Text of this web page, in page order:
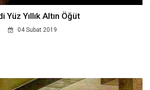
Yüz Yıllık Altın Öğüt
04 Subat 2019